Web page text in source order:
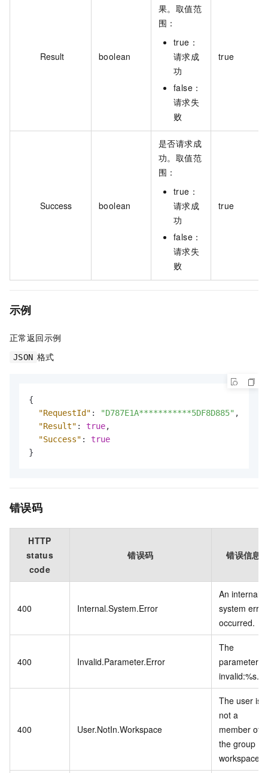
Result boolean
果。取值范
围：
true：
请求成
功
false：
请求失
败
true
Success boolean
是否请求成
功。取值范
围：
true：
请求成
功
false：
请求失
败
true
示例
正常返回示例
JSON 格式
{
"RequestId" : "D787E1A***********5DF8D885" ,
"Result" : true,
"Success" :
true
}
错误码
HTTP
status
code
错误码 错误信息
400 Internal.System.Error
An internal
system error
occurred.
400 Invalid.Parameter.Error
The
parameter is
invalid:%s.
400 User.NotIn.Workspace
The user is
not a
member of
the group
workspace.